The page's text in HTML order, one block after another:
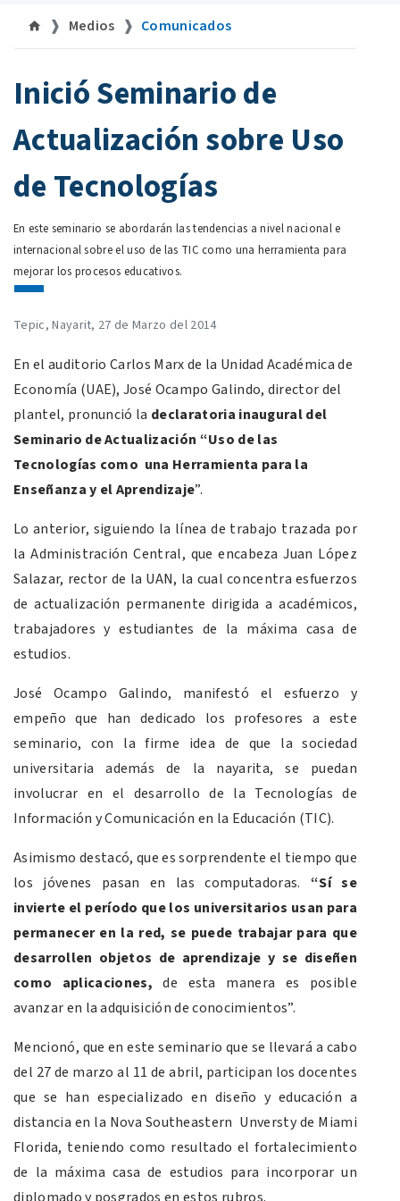
Medios Comunicados
Inició Seminario de
Actualización sobre Uso
de Tecnologías
En este seminario se abordarán las tendencias a nivel nacional e
internacional sobre el uso de las TIC como una herramienta para
mejorar los procesos educativos.
Tepic, Nayarit, 27 de Marzo del 2014
En el auditorio Carlos Marx de la Unidad Académica de
Economía (UAE), José Ocampo Galindo, director del
plantel, pronunció la declaratoria inaugural del
Seminario de Actualización “Uso de las
Tecnologías como una Herramienta para la
Enseñanza y el Aprendizaje”.
Lo anterior, siguiendo la línea de trabajo trazada por
la Administración Central, que encabeza Juan López
Salazar, rector de la UAN, la cual concentra esfuerzos
de actualización permanente dirigida a académicos,
trabajadores y estudiantes de la máxima casa de
estudios.
José Ocampo Galindo, manifestó el esfuerzo y
empeño que han dedicado los profesores a este
seminario, con la firme idea de que la sociedad
universitaria además de la nayarita, se puedan
involucrar en el desarrollo de la Tecnologías de
Información y Comunicación en la Educación (TIC).
Asimismo destacó, que es sorprendente el tiempo que
los jóvenes pasan en las computadoras. “Sí se
invierte el período que los universitarios usan para
permanecer en la red, se puede trabajar para que
desarrollen objetos de aprendizaje y se diseñen
como aplicaciones, de esta manera es posible
avanzar en la adquisición de conocimientos”.
Mencionó, que en este seminario que se llevará a cabo
del 27 de marzo al 11 de abril, participan los docentes
que se han especializado en diseño y educación a
distancia en la Nova Southeastern Unversty de Miami
Florida, teniendo como resultado el fortalecimiento
de la máxima casa de estudios para incorporar un